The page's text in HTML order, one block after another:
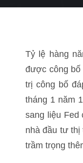
Tỷ lệ hàng
được công bố
trị công bố
tháng 1 năm
sang liệu Fed
nhà đầu tư
trầm trọng